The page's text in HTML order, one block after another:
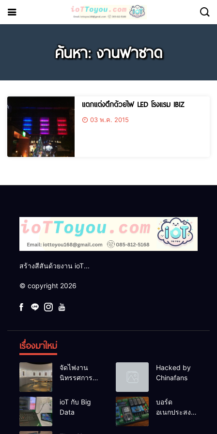
ค้นหา: งานฟาซาด
แตกแต่งตึกด้วยไฟ LED โรงแรม IBIZ
03 พ.ค. 2015
สร้างสีสันด้วยงาน ioT...
© copyright 2026
เรื่องมาใหม่
จัดไฟงาน
นิทรรศการผึ่ง
Hacked by
Chinafans
ioT กับ Big
Data
บอร์ด
อเนกประสงค์